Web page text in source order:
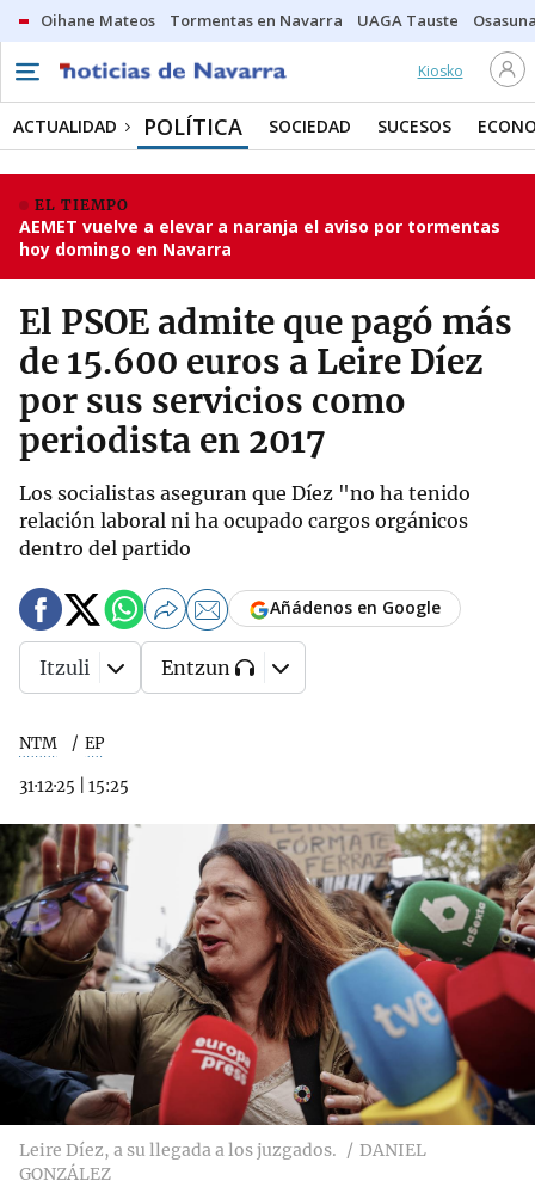
Oihane Mateos Tormentas en Navarra UAGA Tauste
Kiosko
ACTUALIDAD POLÍTICA SOCIEDAD SUCESOS
EL TIEMPO
AEMET vuelve a elevar a naranja el aviso por tormentas
hoy domingo en Navarra
El PSOE admite que pagó más
de 15.600 euros a Leire Díez
por sus servicios como
periodista en 2017
Los socialistas aseguran que Díez "no ha tenido
relación laboral ni ha ocupado cargos orgánicos
dentro del partido
NTM EP
31·12·25 15:25
Añádenos en Google
Itzuli Entzun
Leire Díez, a su llegada a los juzgados.
DANIEL
GONZÁLEZ